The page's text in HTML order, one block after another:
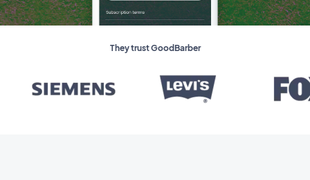
They trust GoodBarber